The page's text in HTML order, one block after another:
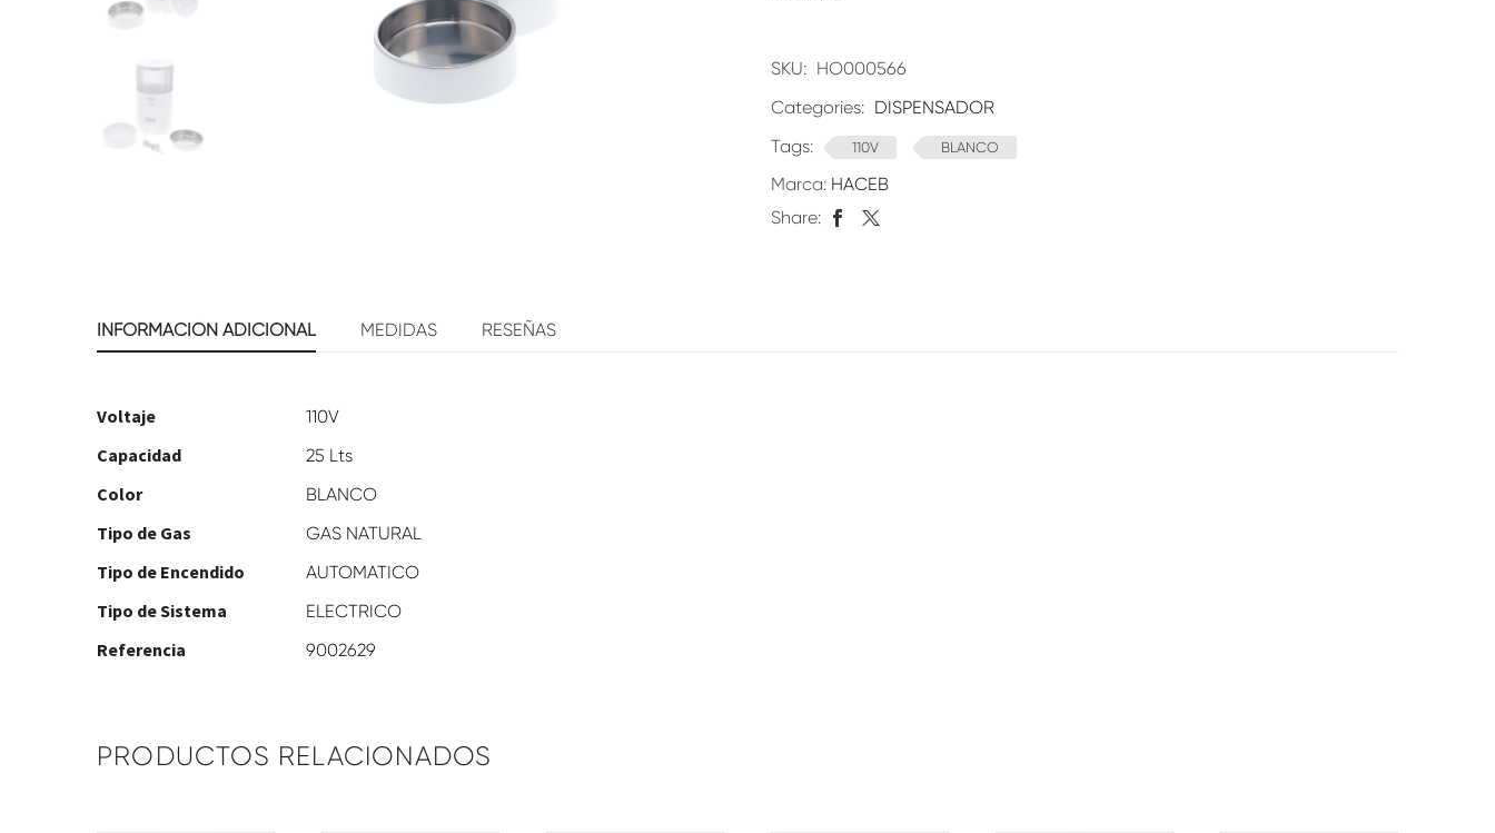
SKU: HO000566
Categories: DISPENSADOR
Tags:
110V BLANCO
Marca: HACEB
Share:
INFORMACIÓN ADICIONAL MEDIDAS RESEÑAS
Voltaje 110V
Capacidad 25 Lts
Color BLANCO
Tipo de Gas GAS NATURAL
Tipo de Encendido AUTOMATICO
Tipo de Sistema ELECTRICO
Referencia 9002629
PRODUCTOS RELACIONADOS